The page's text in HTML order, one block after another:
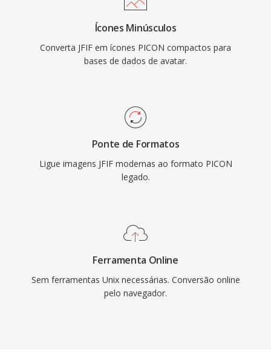
Ícones Minúsculos
Converta JFIF em ícones PICON compactos para
bases de dados de avatar.
Ponte de Formatos
Ligue imagens JFIF modernas ao formato PICON
legado.
Ferramenta Online
Sem ferramentas Unix necessárias. Conversão online
pelo navegador.